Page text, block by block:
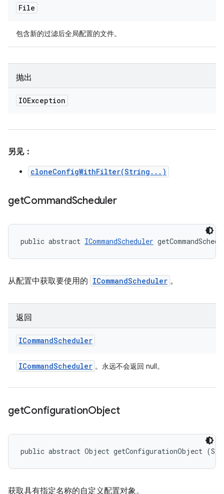
File
包含新的过滤后全局配置的文件。
抛出
IOException
另见：
cloneConfigWithFilter(String...)
getCommandScheduler
public abstract ICommandScheduler
从配置中获取要使用的 ICommandScheduler 。
返回
ICommandScheduler
ICommandScheduler 。永远不会返回 null。
getConfigurationObject
public abstract Object getConfigurationObject
获取具有指定名称的自定义配置对象。